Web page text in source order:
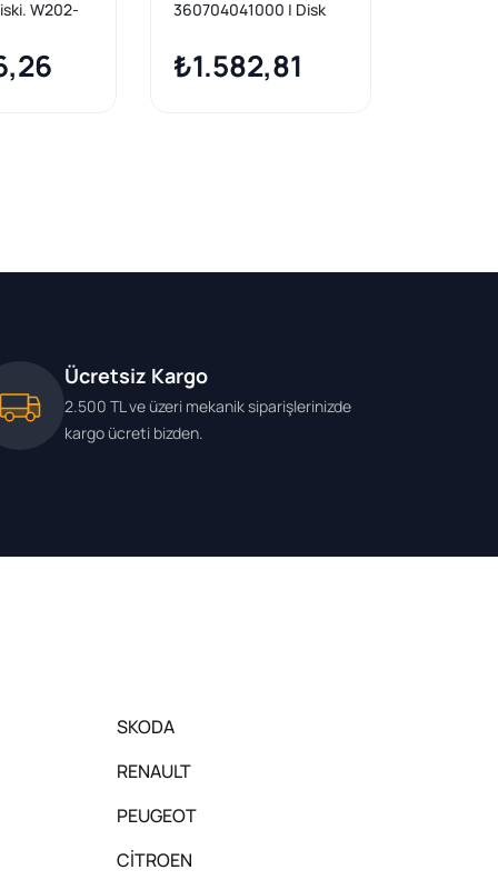
W202-
08.
360704041000 | Disk
W203 Komp | 1 Adet
₺1.582,81
Ücretsiz Kargo
2.500 TL ve üzeri mekanik siparişlerinizde
kargo ücreti bizden.
SKODA
RENAULT
PEUGEOT
CİTROEN